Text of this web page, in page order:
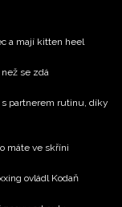
exkluzivní
se
a mají kitten heel
se zdá
s partnerem rutinu, díky
máte ve skříni
ovládl Kodaň